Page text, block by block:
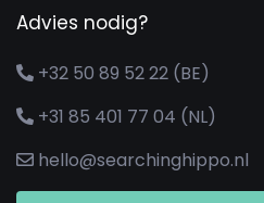
Advies nodig?
+32 50 89 52 22 (BE)
+31 85 401 77 04 (NL)
hello@searchinghippo.nl